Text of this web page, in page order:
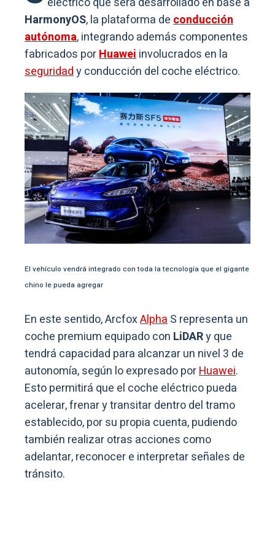
HarmonyOS, la plataforma deconducción
autónoma, integrando además componentes
fabricados porHuaweiinvolucrados en la
seguridady conducción del coche eléctrico.
El vehículo vendrá integrado con toda la tecnología que el gigante
chino le pueda agregar
En este sentido, ArcfoxAlphaS representa un
coche premium equipado con LiDARy que
tendrá capacidad para alcanzar un nivel 3 de
autonomía, según lo expresado porHuawei.
Esto permitirá que el coche eléctrico pueda
acelerar, frenar y transitar dentro del tramo
establecido, por su propia cuenta, pudiendo
también realizar otras acciones como
adelantar, reconocer e interpretar señales de
tránsito.